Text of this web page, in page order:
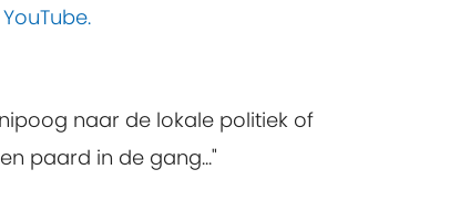
naar de lokale politiek of
paard in de gang..."